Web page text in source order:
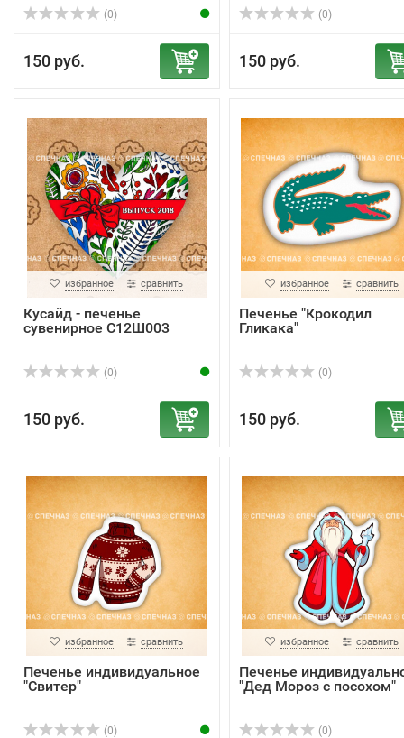
(0)
150 руб.
(0)
150 руб.
избранное сравнить
Кусайд - печенье
сувенирное С12Ш003
(0)
150 руб.
избранное сравнить
Печенье "Крокодил
Гликака"
(0)
150 руб.
избранное сравнить
Печенье индивидуальное
"Свитер"
(0)
избранное сравнить
Печенье
"Дед Мороз с посохом"
(0)